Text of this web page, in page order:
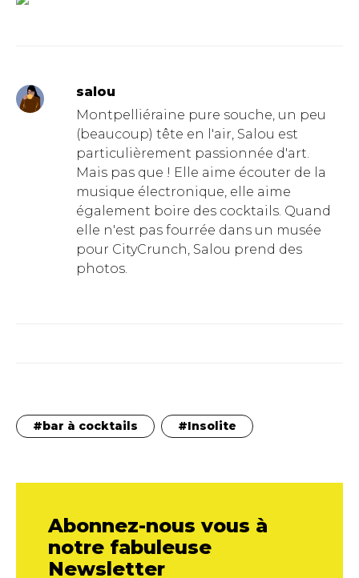
salou
Montpelliéraine pure souche, un peu
(beaucoup) tête en l'air, Salou est
particulièrement passionnée d'art.
Mais pas que ! Elle aime écouter de la
musique électronique, elle aime
également boire des cocktails. Quand
elle n'est pas fourrée dans un musée
pour CityCrunch, Salou prend des
photos.
bar à cocktails Insolite
Abonnez-nous vous à
notre fabuleuse
Newsletter